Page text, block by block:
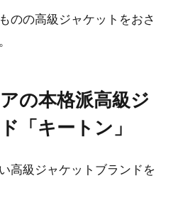
トで決まる！？フォーマル
キッズを好印象に
な服装をさせるべきか迷うものです。
...
のの高級ジャケットをおさ
の本格派高級ジ
「キートン」
高級ジャケットブランドを